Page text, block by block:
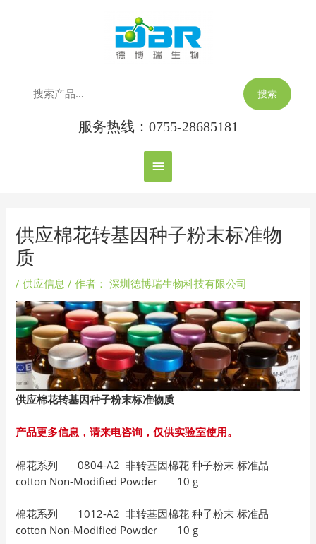
主
菜
单
搜索
服务热线：0755-28685181
供应棉花转基因种子粉末标准物
质
/供应信息 / 作者： 深圳德博瑞生物科技有限公司
供应棉花转基因种子粉末标准物质
产品更多信息，请来电咨询，仅供实验室使用。
棉花系列 0804-A2 非转基因棉花 种子粉末 标准品
cotton Non-Modified Powder 10 g
棉花系列 1012-A2 非转基因棉花 种子粉末 标准品
cotton Non-Modified Powder 10 g